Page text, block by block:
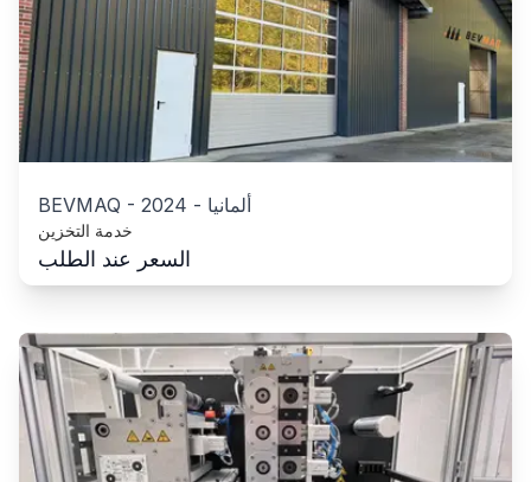
BEVMAQ - 2024 - ألمانيا
خدمة التخزين
السعر عند الطلب